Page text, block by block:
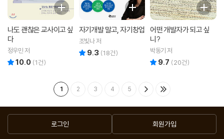
나도 괜찮은 교사이고 싶
다
정우민 저
10.0 (1건)
자기개발 말고, 자기창업
조빛나 저
9.3 (18건)
어떤 개발자가 되고 싶
니?
박동기 저
9.7 (20건)
1 2 3 4 5
로그인 회원가입